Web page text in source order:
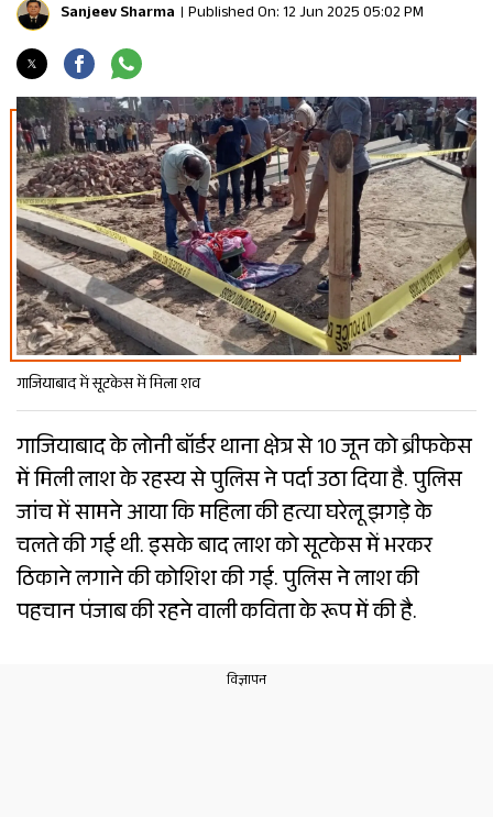
Sanjeev Sharma Published On: 12 Jun 2025 05:02 PM
गाजियाबाद में सूटकेस में मिला शव
गाजियाबाद के लोनी बॉर्डर थाना क्षेत्र से 10 जून को ब्रीफकेस
में मिली लाश के रहस्य से पुलिस ने पर्दा उठा दिया है. पुलिस
जांच में सामने आया कि महिला की हत्या घरेलू झगड़े के
चलते की गई थी. इसके बाद लाश को सूटकेस में भरकर
ठिकाने लगाने की कोशिश की गई. पुलिस ने लाश की
पहचान पंजाब की रहने वाली कविता के रूप में की है.